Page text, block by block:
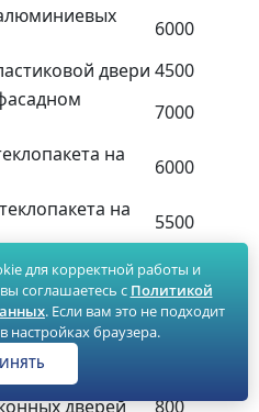
6000
двери 4500
7000
на
6000
на
5500
4500
на створку
11000
500
дверей
800
для корректной работы и
соглашаетесь с Политикой
. Если вам это не подходит
настройках браузера.